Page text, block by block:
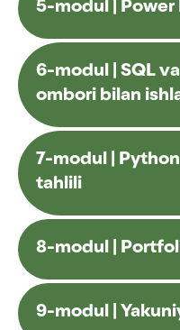
5-modul | Power
6-modul | SQL
ombori bilan
7-modul |
tahlili
8-modul |
9-modul |